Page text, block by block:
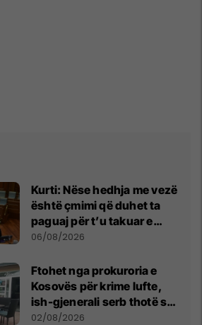
Kurti: Nëse hedhja me vezë
është çmimi që duhet ta
paguaj për t’u takuar e
bashkëbiseduar jam i
06/08/2026
Ftohet nga prokuroria e
Kosovës për krime lufte,
ish-gjenerali serb thotë se
dikush e tradhtoi në
02/08/2026